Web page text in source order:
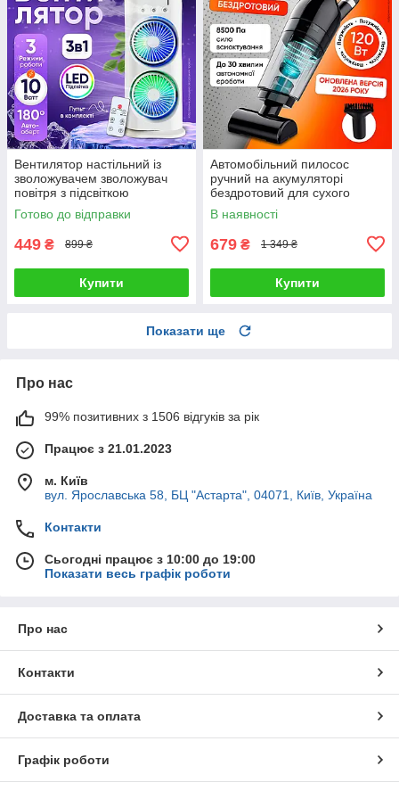
Вентилятор настільний із
зволожувачем зволожувач
повітря з підсвіткою
охолоджувач з пультом
Готово до відправки
449 ₴ 899 ₴
Купити
Автомобільний пилосос
ручний на акумуляторі
бездротовий для сухого
прибирання автопилосос для
салону автомобіля з
В наявності
679 ₴ 1 349 ₴
Купити
Показати ще
Про нас
99% позитивних з 1506 відгуків за рік
Працює з 21.01.2023
м. Київ
вул. Ярославська 58, БЦ "Астарта", 04071, Київ, Україна
Контакти
Сьогодні працює з 10:00 до 19:00
Показати весь графік роботи
Про нас
Контакти
Доставка та оплата
Графік роботи